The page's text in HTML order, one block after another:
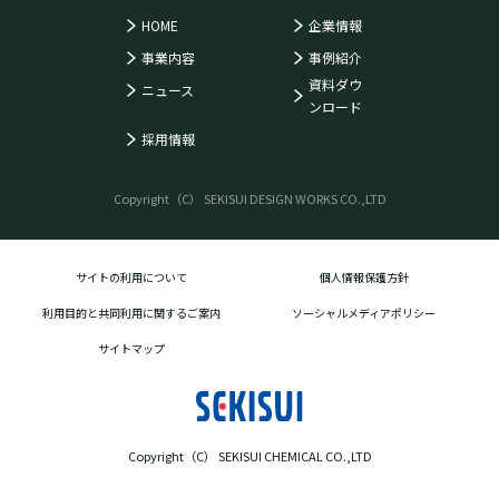
HOME
企業情報
事業内容
事例紹介
ニュース
資料ダウ
ンロード
採用情報
Copyright（C） SEKISUI DESIGN WORKS CO.,LTD
サイトの利用について 個人情報保護方針
利用目的と共同利用に関するご案内 ソーシャルメディアポリシー
サイトマップ
Copyright（C） SEKISUI CHEMICAL CO.,LTD